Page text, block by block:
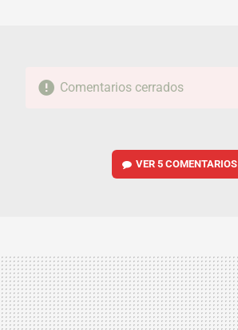
Comentarios cerrados
VER5 COMENTARIOS